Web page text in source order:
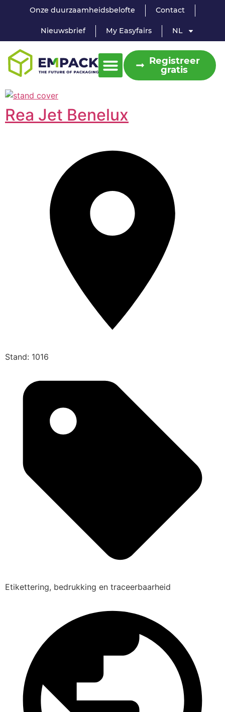
Onze duurzaamheidsbelofte Contact
Nieuwsbrief My Easyfairs NL
Registreer
gratis
Rea Jet Benelux
Stand: 1016
Etikettering, bedrukking en traceerbaarheid